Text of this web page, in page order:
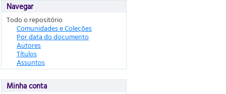
Navegar
Todo o repositório
Comunidades e Coleções
Por data do documento
Autores
Títulos
Assuntos
Minha conta